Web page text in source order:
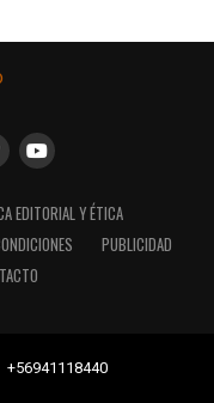
EDITORIAL Y ÉTICA
PUBLICIDAD